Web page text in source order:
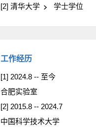
[2] 清华大学
学士学位
工作经历
[1] 2024.8 -- 至今
合肥实验室
[2] 2015.8 -- 2024.7
中国科学技术大学